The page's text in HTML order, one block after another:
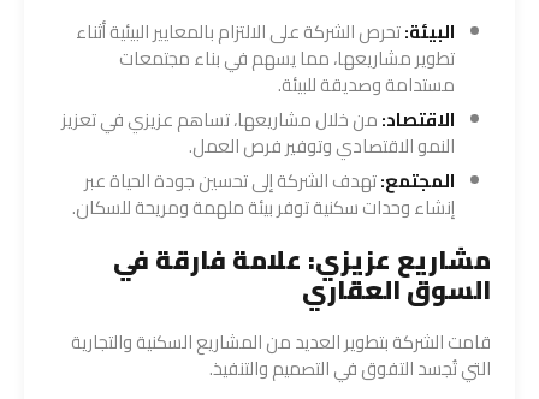
البيئة:تحرص الشركة على الالتزام بالمعايير البيئية أثناء
تطوير مشاريعها، مما يسهم في بناء مجتمعات
مستدامة وصديقة للبيئة.
الاقتصاد:من خلال مشاريعها، تساهم عزيزي في تعزيز
النمو الاقتصادي وتوفير فرص العمل.
المجتمع:تهدف الشركة إلى تحسين جودة الحياة عبر
إنشاء وحدات سكنية توفر بيئة ملهمة ومريحة للسكان.
مشاريع عزيزي: علامة فارقة في
السوق العقاري
قامت الشركة بتطوير العديد من المشاريع السكنية والتجارية
التي تُجسد التفوق في التصميم والتنفيذ.